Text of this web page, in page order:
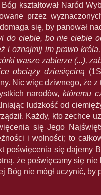
kształtował Naród
przez
się, by panował
do ciebie, bo nie ciebie
i oznajmij im prawo
wasze zabierze (...),
obciąży dziesięciną
Nic więc dziwnego, że z
narodów,któremu
ludzkość od
Każdy, kto zechce
się Jego
i wolności; to
poświęcenia się dajemy
że poświęcamy się nie
Bóg nie mógł uczynić, by